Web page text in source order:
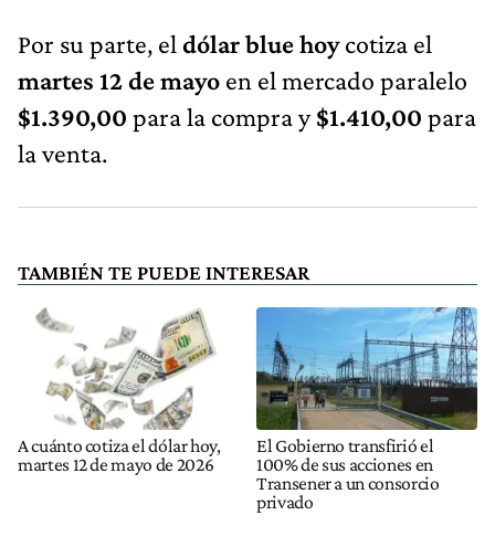
Por su parte, el dólar blue hoycotiza el
martes 12 de mayo en el mercado paralelo
$1.390,00 para la compra y$1.410,00 para
la venta.
TAMBIÉN TE PUEDE INTERESAR
A cuánto cotiza el dólar hoy,
martes 12 de mayo de 2026
El Gobierno transfirió el
100% de sus acciones en
Transener a un consorcio
privado